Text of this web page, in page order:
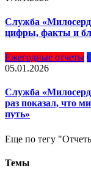
Служба
цифры, факты и
Ежегодные отчеты
05.01.2026
Служба
раз показал, что
путь»
Еще по тегу
Темы